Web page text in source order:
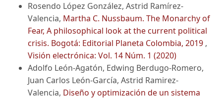
Rosendo López González, Astrid Ramírez-
Valencia, Martha C. Nussbaum. The Monarchy of
Fear, A philosophical look at the current political
crisis. Bogotá: Editorial Planeta Colombia, 2019 ,
Visión electrónica: Vol. 14 Núm. 1 (2020)
Adolfo León-Agatón, Edwing Berdugo-Romero,
Juan Carlos León-García, Astrid Ramirez-
Valencia, Diseño y optimización de un sistema